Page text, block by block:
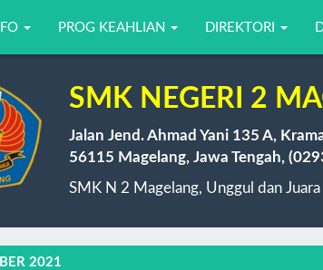
PROG KEAHLIAN DIREKTORI
SMK NEGERI 2
Jalan Jend. Ahmad Yani 135 A,
56115 Magelang, Jawa Tengah,
SMK N 2 Magelang, Unggul dan Juara
2021